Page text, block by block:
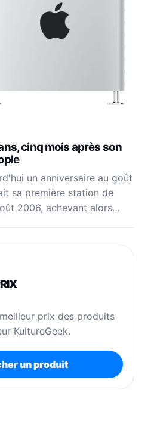
cinq mois après son
un anniversaire au goût
sa première station de
2006, achevant alors…
prix des produits
KultureGeek.
un produit